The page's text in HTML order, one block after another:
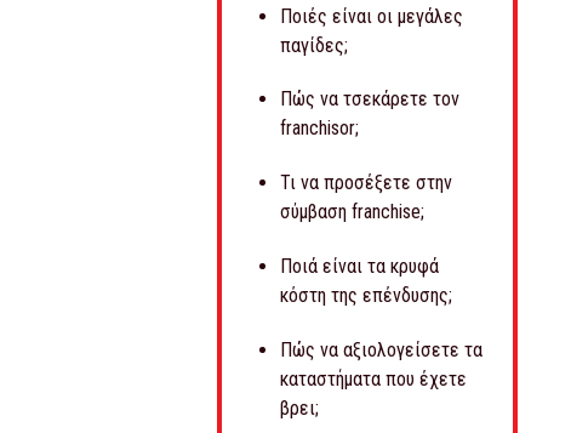
Ποιές είναι οι μεγάλες
παγίδες;
Πώς να τσεκάρετε τον
franchisor;
Τι να προσέξετε στην
σύμβαση franchise;
Ποιά είναι τα κρυφά
κόστη της επένδυσης;
Πώς να αξιολογείσετε τα
καταστήματα που έχετε
βρει;